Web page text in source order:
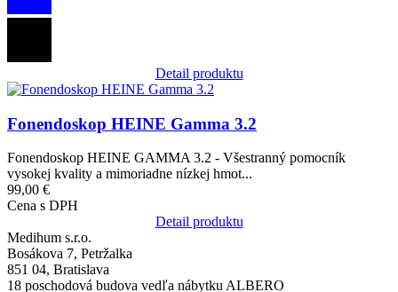
Detail produktu
Obrázok
Fonendoskop HEINE Gamma 3.2
Fonendoskop HEINE GAMMA 3.2 - Všestranný pomocník
vysokej kvality a mimoriadne nízkej hmot...
99,00 €
Cena s DPH
Detail produktu
Medihum s.r.o.
Bosákova 7, Petržalka
851 04, Bratislava
18 poschodová budova vedľa nábytku ALBERO